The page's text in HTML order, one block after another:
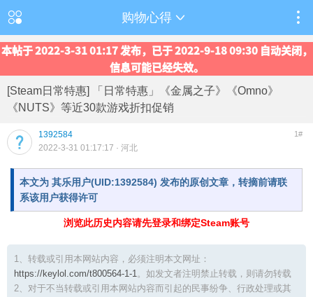
购物心得
本帖于 2022-3-31 01:17 发布，已于 2022-9-18 09:30 自动关闭，
信息可能已经失效。
[Steam日常特惠] 「日常特惠」《金属之子》《Omno》
《NUTS》等近30款游戏折扣促销
1392584 1#
2022-3-31 01:17:17 · 河北
本文为 其乐用户(UID:1392584) 发布的原创文章，转摘前请联
系该用户获得许可
浏览此历史内容请先登录和绑定Steam账号
1、转载或引用本网站内容，必须注明本文网址：
https://keylol.com/t800564-1-1。如发文者注明禁止转载，则请勿转载
2、对于不当转载或引用本网站内容而引起的民事纷争、行政处理或其